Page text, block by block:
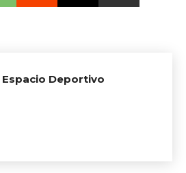
Espacio Deportivo